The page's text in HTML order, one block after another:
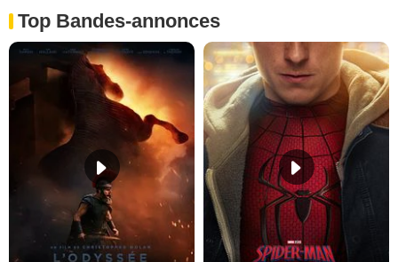
Top Bandes-annonces